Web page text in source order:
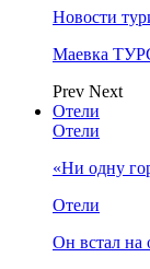
Новости
Маевка
Prev Next
Отели
Отели
«Ни одну
Отели
Он встал на